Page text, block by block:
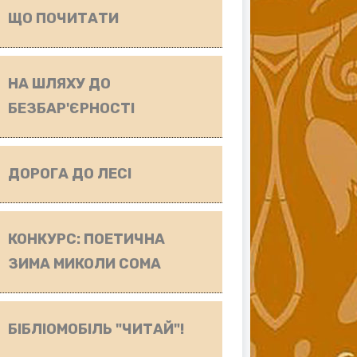
ЩО ПОЧИТАТИ
НА ШЛЯХУ ДО
БЕЗБАР'ЄРНОСТІ
ДОРОГА ДО ЛЕСІ
КОНКУРС: ПОЕТИЧНА
ЗИМА МИКОЛИ СОМА
БІБЛІОМОБІЛЬ "ЧИТАЙ"!